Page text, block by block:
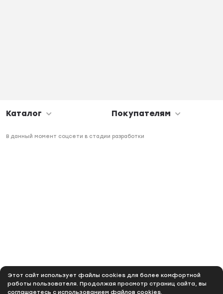
Этот сайт использует файлы cookies для более комфортной
работы пользователя. Продолжая просмотр страниц сайта, вы
соглашаетесь с использованием файлов cookies.
Каталог Покупателям
В данный момент соцсети в стадии разработки